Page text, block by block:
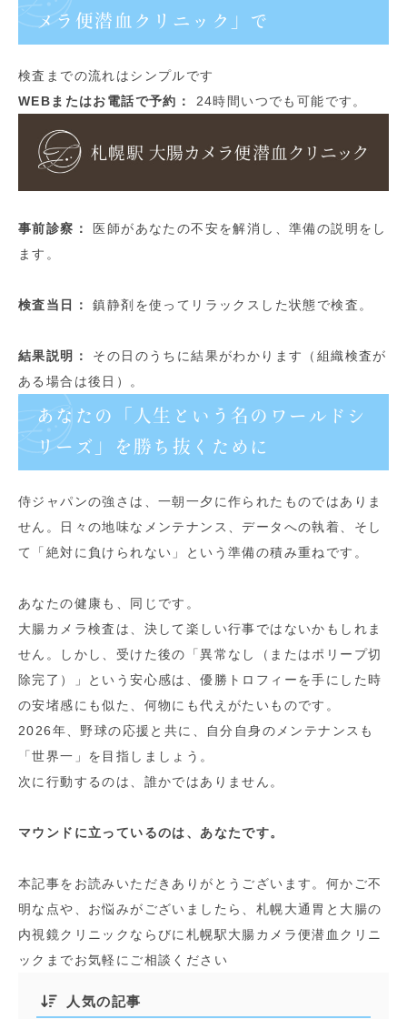
メラ便潜血クリニック」で
検査までの流れはシンプルです
WEBまたはお電話で予約：
24時間いつでも可能です。
事前診察：
医師があなたの不安を解消し、準備の説明をし
ます。
検査当日： 鎮静剤を使ってリラックスした状態で検査。
結果説明：
その日のうちに結果がわかります（組織検査が
ある場合は後日）。
あなたの「人生という名のワールドシ
リーズ」を勝ち抜くために
侍ジャパンの強さは、一朝一夕に作られたものではありま
せん。日々の地味なメンテナンス、データへの執着、そし
て「絶対に負けられない」という準備の積み重ねです。
あなたの健康も、同じです。
大腸カメラ検査は、決して楽しい行事ではないかもしれま
せん。しかし、受けた後の「異常なし（またはポリープ切
除完了）」という安心感は、優勝トロフィーを手にした時
の安堵感にも似た、何物にも代えがたいものです。
2026年、野球の応援と共に、自分自身のメンテナンスも
「世界一」を目指しましょう。
次に行動するのは、誰かではありません。
マウンドに立っているのは、あなたです。
本記事をお読みいただきありがとうございます。何かご不
明な点や、お悩みがございましたら、札幌大通胃と大腸の
内視鏡クリニックならびに札幌駅大腸カメラ便潜血クリニ
ックまでお気軽にご相談ください
人気の記事